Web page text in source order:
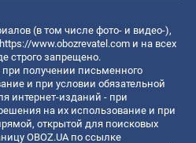
(в том числе фото- и видео-),
https://www.obozrevatel.com и на всех
строго запрещено.
получении письменного
и при условии обязательной
интернет-изданий - при
на их использование и при
открытой для поисковых
OBOZ.UA по ссылке